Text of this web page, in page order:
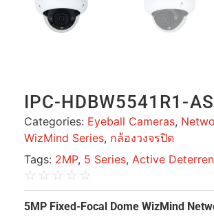
IPC-HDBW5541R1-
Categories: Eyeball Cameras,
WizMind Series, กล้องวงจรปิด
Tags: 2MP, 5 Series, Active
☆ ☆ ☆ ☆ ☆
5MP Fixed-Focal Dome WizMind